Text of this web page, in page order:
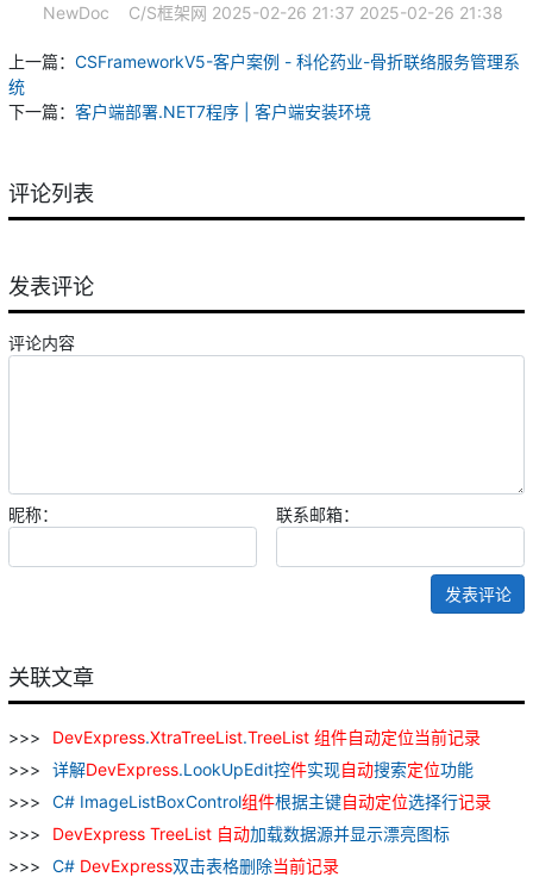
NewDoc C/S框架网 2025-02-26 21:37 2025-02-26 21:38
上一篇： CSFrameworkV5-客户案例 - 科伦药业-骨折联络服务管理系
统
下一篇： 客户端部署.NET7程序 | 客户端安装环境
评论列表
发表评论
评论内容
昵称： 联系邮箱：
发表评论
关联文章
DevExpress.XtraTreeList.TreeList 组件自动定位当前记录
详解DevExpress.LookUpEdit控件实现自动搜索定位功能
C# ImageListBoxControl组件根据主键自动定位选择行记录
DevExpress TreeList 自动加载数据源并显示漂亮图标
C# DevExpress双击表格删除当前记录